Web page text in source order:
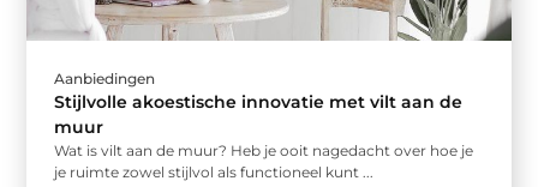
Aanbiedingen
Stijlvolle akoestische innovatie met vilt aan de
muur
Wat is vilt aan de muur? Heb je ooit nagedacht over hoe je
je ruimte zowel stijlvol als functioneel kunt ...